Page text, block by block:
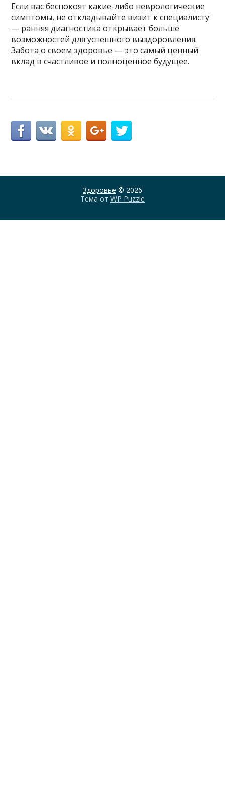
Если вас беспокоят какие-либо неврологические
симптомы, не откладывайте визит к специалисту
— ранняя диагностика открывает больше
возможностей для успешного выздоровления.
Забота о своем здоровье — это самый ценный
вклад в счастливое и полноценное будущее.
Здоровье © 2026
Тема от WP Puzzle